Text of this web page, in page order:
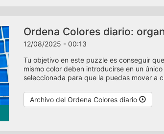
Ordena Colores diario:
12/08/2025 - 00:13
Tu objetivo en este puzzle es conseguir
mismo color deben introducirse en un
seleccionada para que la puedas mover a
Archivo del Ordena Colores diario